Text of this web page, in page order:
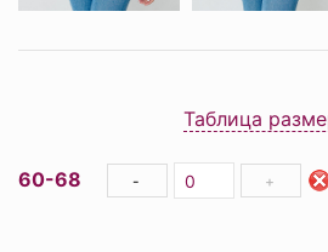
Таблица
60-68 - +